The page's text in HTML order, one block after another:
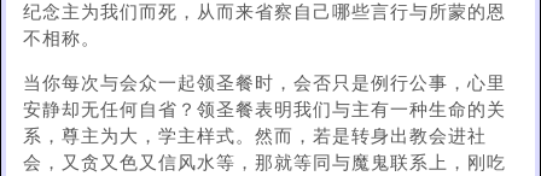
纪念主为我们而死，从而来省察自己哪些言行与所蒙的恩
不相称。
当你每次与会众一起领圣餐时，会否只是例行公事，心里
安静却无任何自省？领圣餐表明我们与主有一种生命的关
系，尊主为大，学主样式。然而，若是转身出教会进社
会，又贪又色又信风水等，那就等同与魔鬼联系上，刚吃